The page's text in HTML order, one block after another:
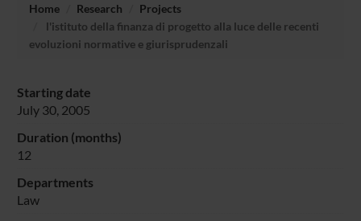
Home Research
Projects
l'istituto della finanza di progetto alla luce delle recenti
evoluzioni normative e giurisprudenzali
Starting date
July 30, 2005
Duration (months)
12
Departments
Law